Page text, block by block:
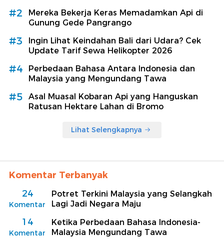
#2
Mereka Bekerja Keras Memadamkan Api di
Gunung Gede Pangrango
#3
Ingin Lihat Keindahan Bali dari Udara? Cek
Update Tarif Sewa Helikopter 2026
#4
Perbedaan Bahasa Antara Indonesia dan
Malaysia yang Mengundang Tawa
#5
Asal Muasal Kobaran Api yang Hanguskan
Ratusan Hektare Lahan di Bromo
Lihat Selengkapnya
Komentar Terbanyak
24
Komentar
Potret Terkini Malaysia yang Selangkah
Lagi Jadi Negara Maju
14
Komentar
Ketika Perbedaan Bahasa Indonesia-
Malaysia Mengundang Tawa